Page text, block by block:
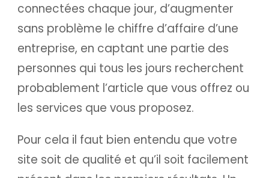
connectées chaque jour, d’augmenter
sans problème le chiffre d’affaire d’une
entreprise, en captant une partie des
personnes qui tous les jours recherchent
probablement l’article que vous offrez ou
les services que vous proposez.
Pour cela il faut bien entendu que votre
site soit de qualité et qu’il soit facilement